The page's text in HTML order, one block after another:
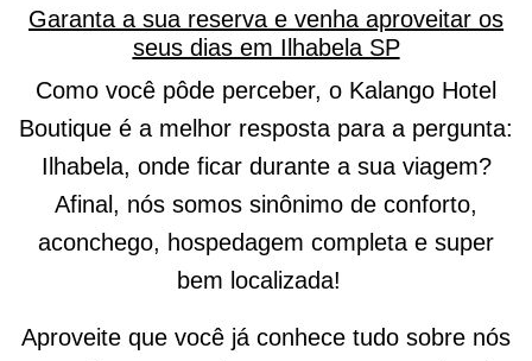
Garanta a sua reserva e venha aproveitar os
seus dias em Ilhabela SP
Como você pôde perceber, o Kalango Hotel
Boutique é a melhor resposta para a pergunta:
Ilhabela, onde ficar durante a sua viagem?
Afinal, nós somos sinônimo de conforto,
aconchego, hospedagem completa e super
bem localizada!
Aproveite que você já conhece tudo sobre nós